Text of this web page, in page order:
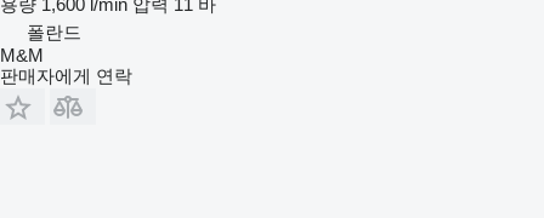
폴란드
M&M
판매자에게 연락